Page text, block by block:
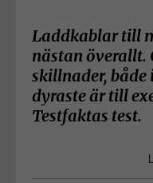
Laddkablar till
nästan överallt.
skillnader, både
dyraste är till
Testfaktas test.